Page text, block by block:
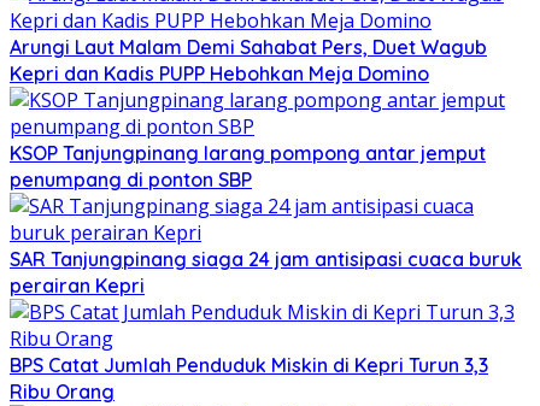
Arungi Laut Malam Demi Sahabat Pers, Duet Wagub
Kepri dan Kadis PUPP Hebohkan Meja Domino
KSOP Tanjungpinang larang pompong antar jemput
penumpang di ponton SBP
SAR Tanjungpinang siaga 24 jam antisipasi cuaca buruk
perairan Kepri
BPS Catat Jumlah Penduduk Miskin di Kepri Turun 3,3
Ribu Orang